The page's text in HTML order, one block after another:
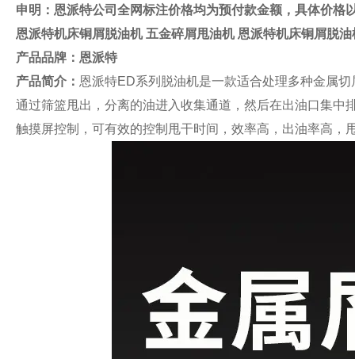
申明：恩派特公司全网标注价格均为预付款金额，具体价格
恩派特机床铜屑脱油机 五金碎屑甩油机 恩派特机床铜屑脱
产品品牌： 恩派特
产品简介： 恩派特ED系列脱油机是一款适合处理多种金属
通过筛篮甩出，分离的油进入收集通道，然后在出油口集
触摸屏控制，可有效的控制甩干时间，效率高，出油率高，